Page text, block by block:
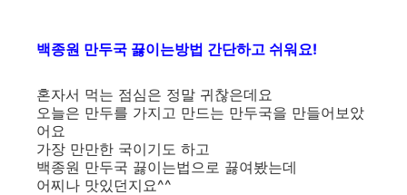
백종원 만두국 끓이는방법 간단하고 쉬워요!
​혼자서 먹는 점심은 정말 귀찮은데요
오늘은 만두를 가지고 만드는 만두국을 만들어보았
어요
가장 만만한 국이기도 하고
백종원 만두국 끓이는법으로 끓여봤는데
어찌나 맛있던지요^^